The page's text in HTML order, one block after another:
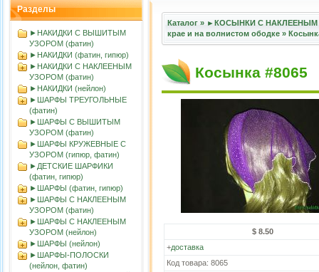
Разделы
►НАКИДКИ С ВЫШИТЫМ
УЗОРОМ (фатин)
►НАКИДКИ (фатин, гипюр)
►НАКИДКИ С НАКЛЕЕНЫМ
УЗОРОМ (фатин)
►НАКИДКИ (нейлон)
►ШАРФЫ ТРЕУГОЛЬНЫЕ
(фатин)
►ШАРФЫ С ВЫШИТЫМ
УЗОРОМ (фатин)
►ШАРФЫ КРУЖЕВНЫЕ С
УЗОРОМ (гипюр, фатин)
►ДЕТСКИЕ ШАРФИКИ
(фатин, гипюр)
►ШАРФЫ (фатин, гипюр)
►ШАРФЫ С НАКЛЕЕНЫМ
УЗОРОМ (фатин)
►ШАРФЫ С НАКЛЕЕНЫМ
УЗОРОМ (нейлон)
►ШАРФЫ (нейлон)
►ШАРФЫ-ПОЛОСКИ
(нейлон, фатин)
Каталог » ►КОСЫНКИ С НАКЛЕЕНЫМ
крае и на волнистом ободке »
Косынка #8065
$ 8.50
+доставка
Код товара: 8065